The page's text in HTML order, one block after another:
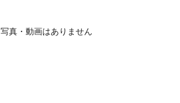
写真・動画はありません